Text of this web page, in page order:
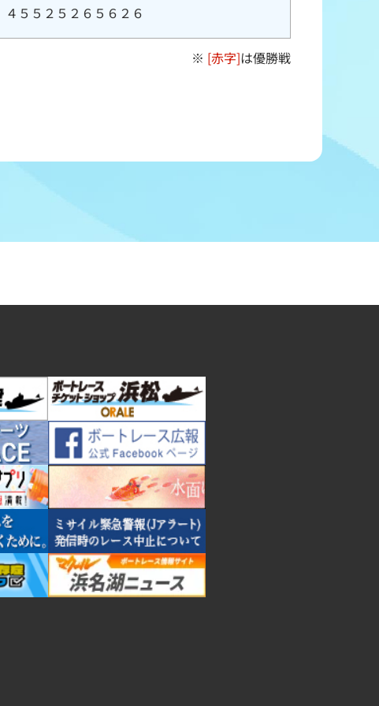
４５５２５２６５６２６
※ [赤字]は優勝戦